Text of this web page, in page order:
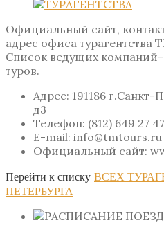
Официальный сайт,
адрес офиса турагентства
Список ведущих
туров.
Адрес: 191186 г.Санкт-
д3
Телефон: (812) 649 27 47
E-mail: info@tmtours.ru
Официальный сайт:
Перейти к списку ВСЕХ
ПЕТЕРБУРГА